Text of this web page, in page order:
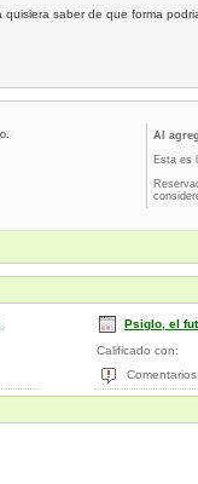
saber de que forma
Al
Esta es
Psiglo, el
Calificado con: